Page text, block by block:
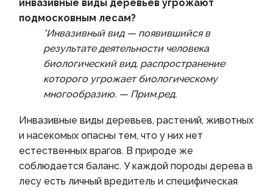
инвазивные виды деревьев угрожают
подмосковным лесам?
*Инвазивный вид — появившийся в
результате деятельности человека
биологический вид, распространение
которого угрожает биологическому
многообразию. — Прим.ред.
Инвазивные виды деревьев, растений, животных
и насекомых опасны тем, что у них нет
естественных врагов. В природе же
соблюдается баланс. У каждой породы дерева в
лесу есть личный вредитель и специфическая